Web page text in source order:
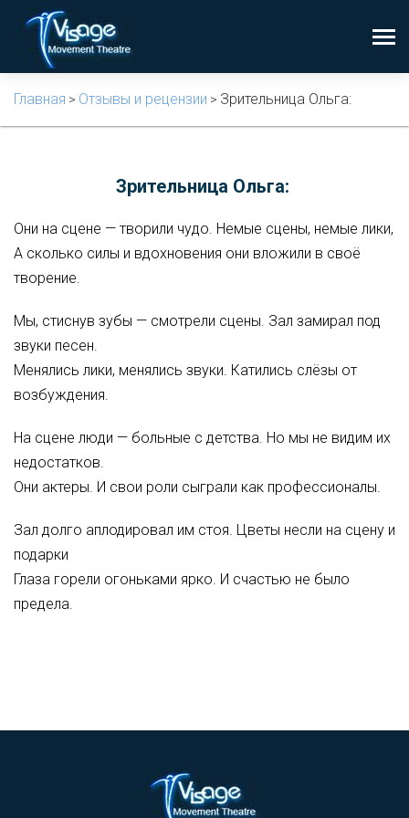
Главная > Отзывы и рецензии > Зрительница Ольга:
Зрительница Ольга:
Они на сцене — творили чудо. Немые сцены, немые лики,
А сколько силы и вдохновения они вложили в своё
творение.
Мы, стиснув зубы — смотрели сцены. Зал замирал под
звуки песен.
Менялись лики, менялись звуки. Катились слёзы от
возбуждения.
На сцене люди — больные с детства. Но мы не видим их
недостатков.
Они актеры. И свои роли сыграли как профессионалы.
Зал долго аплодировал им стоя. Цветы несли на сцену и
подарки
Глаза горели огоньками ярко. И счастью не было
предела.